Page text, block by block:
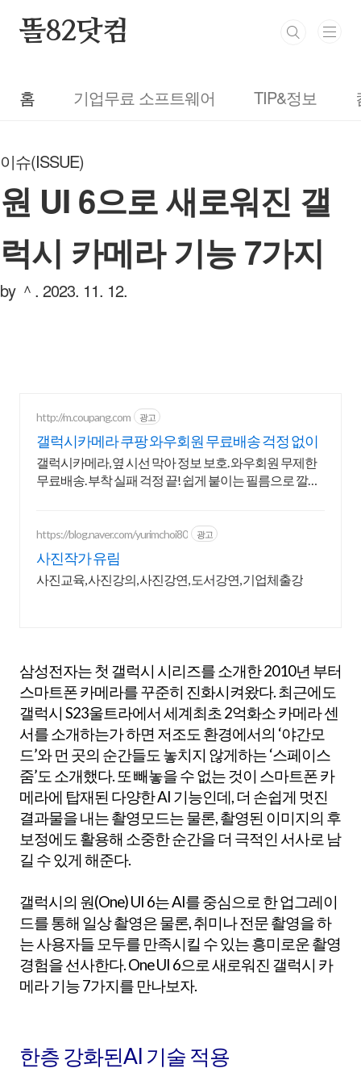
똘82닷컴
홈 기업무료 소프트웨어 TIP&정보
이슈(ISSUE)
원 UI 6으로 새로워진 갤
럭시 카메라 기능 7가지
by ＾. 2023. 11. 12.
http://m.coupang.com 광고
갤럭시카메라 쿠팡 와우회원 무료배송 걱정 없이
갤럭시카메라, 옆 시선 막아 정보 보호. 와우회원 무제한
무료배송. 부착 실패 걱정 끝! 쉽게 붙이는 필름으로 깔끔
https://blog.naver.com/yurimchoi80 광고
사진작가 유림
사진교육, 사진강의, 사진강연, 도서강연, 기업체출강
삼성전자는 첫 갤럭시 시리즈를 소개한 2010년 부터
스마트폰 카메라를 꾸준히 진화시켜왔다. 최근에도
갤럭시 S23울트라에서 세계최초 2억화소 카메라 센
서를 소개하는가 하면 저조도 환경에서의 ‘야간모
드’와 먼 곳의 순간들도 놓치지 않게하는 ‘스페이스
줌’도 소개했다. 또 빼놓을 수 없는 것이 스마트폰 카
메라에 탑재된 다양한 AI 기능인데, 더 손쉽게 멋진
결과물을 내는 촬영모드는 물론, 촬영된 이미지의 후
보정에도 활용해 소중한 순간을 더 극적인 서사로 남
길 수 있게 해준다.
갤럭시의 원(One) UI 6는 AI를 중심으로 한 업그레이
드를 통해 일상 촬영은 물론, 취미나 전문 촬영을 하
는 사용자들 모두를 만족시킬 수 있는 흥미로운 촬영
경험을 선사한다. One UI 6으로 새로워진 갤럭시 카
메라 기능 7가지를 만나보자.
한층 강화된AI 기술 적용